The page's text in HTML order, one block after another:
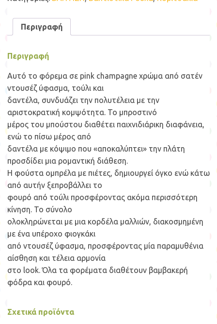
125.122
Περιγραφή
Περιγραφή
Αυτό το φόρεμα σε pink champagne χρώμα από σατέν
ντουσέζ ύφασμα, τούλι και
δαντέλα, συνδυάζει την πολυτέλεια με την
αριστοκρατική κομψότητα. Το μπροστινό
μέρος του μπούστου διαθέτει παιχνιδιάρικη διαφάνεια,
ενώ το πίσω μέρος από
δαντέλα με κόψιμο που «αποκαλύπτει» την πλάτη
προσδίδει μια ρομαντική διάθεση.
Η φούστα ομπρέλα με πιέτες, δημιουργεί όγκο ενώ κάτω
από αυτήν ξεπροβάλλει το
φουρό από τούλι προσφέροντας ακόμα περισσότερη
κίνηση. Το σύνολο
ολοκληρώνεται με μια κορδέλα μαλλιών, διακοσμημένη
με ένα υπέροχο φιογκάκι
από ντουσέζ ύφασμα, προσφέροντας μία παραμυθένια
αίσθηση και τέλεια αρμονία
στο look. Όλα τα φορέματα διαθέτουν βαμβακερή
φόδρα και φουρό.
Σχετικά προϊόντα